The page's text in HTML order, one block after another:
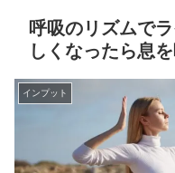
呼吸のリズムで
しくなったら息
インプット